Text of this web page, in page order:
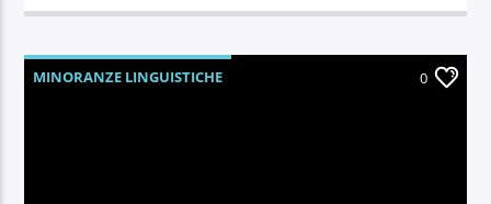
MINORANZE LINGUISTICHE 0